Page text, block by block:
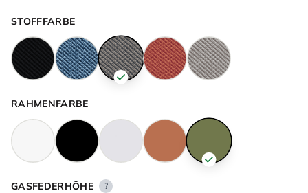
STOFFFARBE
RAHMENFARBE
GASFEDERHÖHE ?